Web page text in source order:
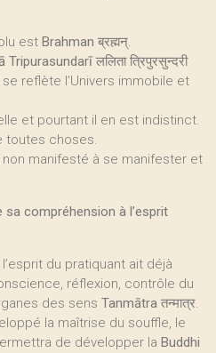
est Brahman ब्रह्मन्.
Tripurasundarīललिता त्रिपुरसुन्दरी
reflète l’Univers immobile et
et pourtant il en est indistinct.
toutes choses.
manifesté à se manifester et
sa compréhension à l’esprit
du pratiquant ait déjà
réflexion, contrôle du
des sens Tanmātra तन्मात्र.
la maîtrise du souffle, le
de développer la Buddhi